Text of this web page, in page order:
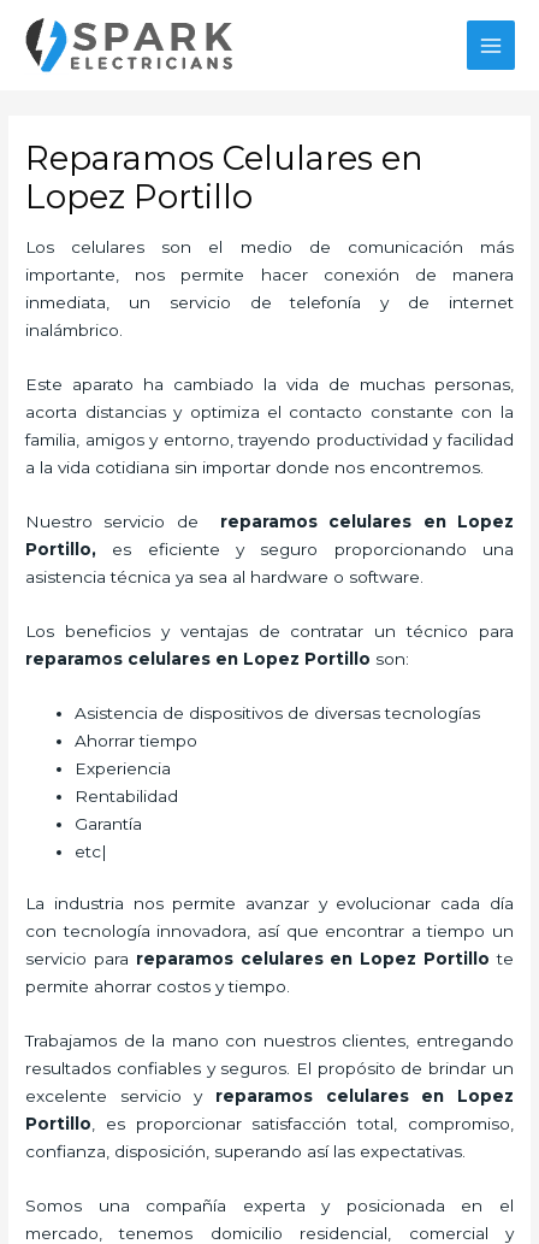
contenido
Reparamos Celulares en
Lopez Portillo
Los celulares son el medio de comunicación más
importante, nos permite hacer conexión de manera
inmediata, un servicio de telefonía y de internet
inalámbrico.
Este aparato ha cambiado la vida de muchas personas,
acorta distancias y optimiza el contacto constante con la
familia, amigos y entorno, trayendo productividad y facilidad
a la vida cotidiana sin importar donde nos encontremos.
Nuestro servicio de reparamos celulares en Lopez
Portillo, es eficiente y seguro proporcionando una
asistencia técnica ya sea al hardware o software.
Los beneficios y ventajas de contratar un técnico para
reparamos celulares en Lopez Portillo son:
Asistencia de dispositivos de diversas tecnologías
Ahorrar tiempo
Experiencia
Rentabilidad
Garantía
etc|
La industria nos permite avanzar y evolucionar cada día
con tecnología innovadora, así que encontrar a tiempo un
servicio para reparamoscelularesen Lopez Portillo te
permite ahorrar costos y tiempo.
Trabajamos de la mano con nuestros clientes, entregando
resultados confiables y seguros. El propósito de brindar un
excelente servicio y reparamos celularesen Lopez
Portillo , es proporcionar satisfacción total, compromiso,
confianza, disposición, superando así las expectativas.
Somos una compañía experta y posicionada en el
mercado, tenemos domicilio residencial, comercial y